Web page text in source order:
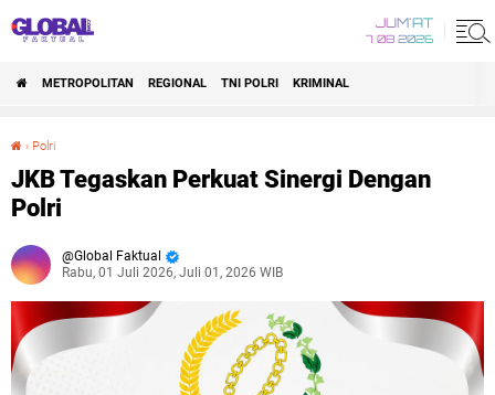
JUM'AT
7 08 2026
METROPOLITAN REGIONAL TNI POLRI KRIMINAL
› Polri
JKB Tegaskan Perkuat Sinergi Dengan
Polri
Global Faktual
Rabu, 01 Juli 2026, Juli 01, 2026 WIB